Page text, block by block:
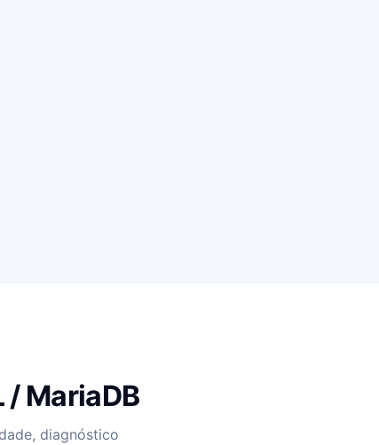
MariaDB
diagnóstico